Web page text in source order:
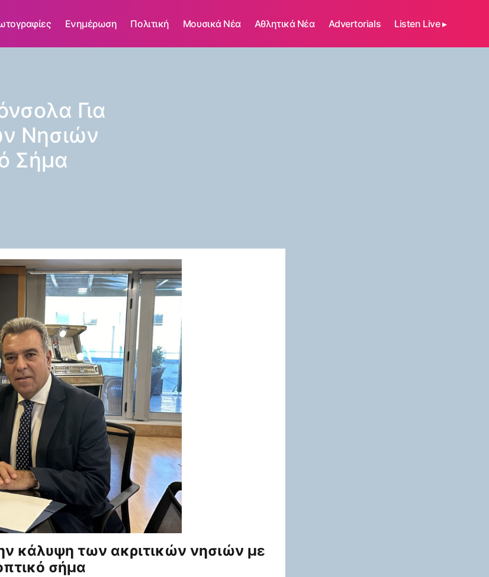
Ενημέρωση Πολιτική Μουσικά Νέα Αθλητικά Νέα Advertorials Listen Live ▸
Για
Νησιών
Σήμα
κάλυψη των ακριτικών νησιών με
σήμα